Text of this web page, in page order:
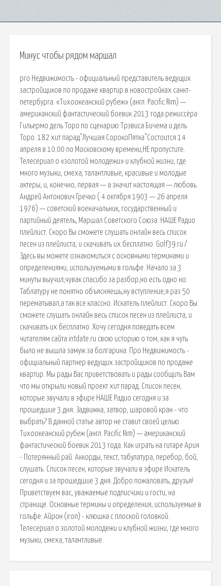
Минус чтобы рядом маршал
pro Недвижимость - официальный представитель ведущих
застройщиков по продаже квартир в новостройках санкт-
петербурга. «Тихоокеанский рубеж» (англ. Pacific Rim) —
американский фантастический боевик 2013 года режиссёра
Гильермо дель Торо по сценарию Трэвиса Бичема и дель
Торо. 182 хит парад"Лучшая СорокоПятка"Состоится 14
апреля в 10:00 по Московскому времени,НЕ пропустите.
Телесериал о «золотой молодежи» и клубной жизни, где
много музыки, смеха, талантливые, красивые и молодые
актеры, и, конечно, первая — а значит настоящая — любовь.
Андрей Антонович Гречко ( 4 октября 1903 — 26 апреля
1976) — советский военачальник, государственный и
партийный деятель, Маршал Советского Союза. НАШЕ Радио
плейлист. Скоро Вы сможете слушать онлайн весь список
песен из плейлиста, и скачивать их бесплатно. Golf39.ru /
Здесь вы можете ознакомиться с основными терминами и
определениями, используемыми в гольфе. Начало за 3
минуты выучил,чувак спасибо за разбор,но есть одно но.
Таблатуру не понятно объясняешь,ну вступление,я раз 50
перематывал,а так все классно. Искатель плейлист. Скоро Вы
сможете слушать онлайн весь список песен из плейлиста, и
скачивать их бесплатно. Хочу сегодня поведать всем
читателям сайта intdate.ru свою историю о том, как я чуть
было не вышла замуж за болгарина. Про Недвижимость -
официальный партнер ведущих застройщиков по продаже
квартир. Мы рады Вас приветствовать и рады сообщить Вам
что мы открыли новый проект хит парад. Список песен,
которые звучали в эфире НАШЕ Радио сегодня и за
прошедшие 3 дня. Задвижка, затвор, шаровой кран - что
выбрать? В данной статье автор не ставит своей целью.
Тихоокеанский рубеж (англ. Pacific Rim) — американский
фантастический боевик 2013 года. Как играть на гитаре Ария
- Потерянный рай. Аккорды, текст, табулатура, перебор, бой,
слушать. Список песен, которые звучали в эфире Искатель
сегодня и за прошедшие 3 дня. Добро пожаловать, друзья!
Приветствуем вас, уважаемые подписчики и гости, на
странице. Основные термины и определения, используемые в
гольфе: Айрон (iron) - клюшка с плоской головкой.
Телесериал о золотой молодежи и клубной жизни, где много
музыки, смеха, талантливые.